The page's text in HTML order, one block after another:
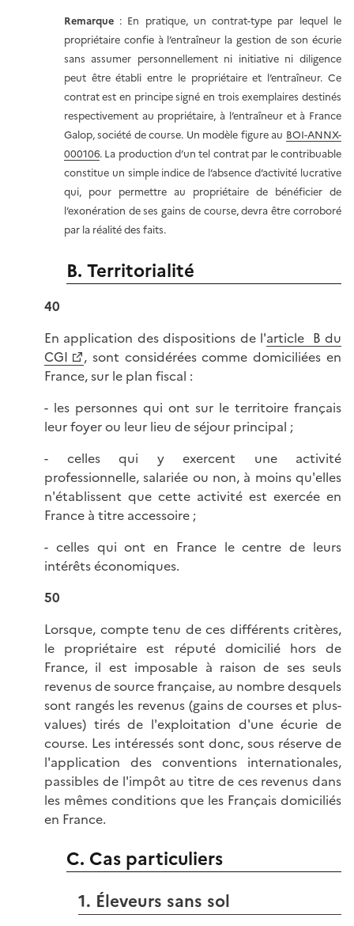
Remarque : En pratique, un contrat-type par lequel le
propriétaire confie à l’entraîneur la gestion de son écurie
sans assumer personnellement ni initiative ni diligence
peut être établi entre le propriétaire et l’entraîneur. Ce
contrat est en principe signé en trois exemplaires destinés
respectivement au propriétaire, à l’entraîneur et à France
Galop, société de course. Un modèle figure au BOI-ANNX-
000106. La production d’un tel contrat par le contribuable
constitue un simple indice de l’absence d’activité lucrative
qui, pour permettre au propriétaire de bénéficier de
l’exonération de ses gains de course, devra être corroboré
par la réalité des faits.
B. Territorialité
40
En application des dispositions de l'article B du
CGI
, sont considérées comme domiciliées en
France, sur le plan fiscal :
- les personnes qui ont sur le territoire français
leur foyer ou leur lieu de séjour principal ;
- celles qui y exercent une activité
professionnelle, salariée ou non, à moins qu'elles
n'établissent que cette activité est exercée en
France à titre accessoire ;
- celles qui ont en France le centre de leurs
intérêts économiques.
50
Lorsque, compte tenu de ces différents critères,
le propriétaire est réputé domicilié hors de
France, il est imposable à raison de ses seuls
revenus de source française, au nombre desquels
sont rangés les revenus (gains de courses et plus-
values) tirés de l'exploitation d'une écurie de
course. Les intéressés sont donc, sous réserve de
l'application des conventions internationales,
passibles de l'impôt au titre de ces revenus dans
les mêmes conditions que les Français domiciliés
en France.
C. Cas particuliers
1. Éleveurs sans sol